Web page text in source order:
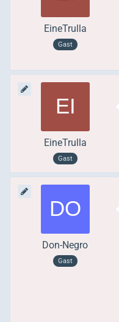
EineTrulla
Gast
EineTrulla
Gast
Don-Negro
Gast